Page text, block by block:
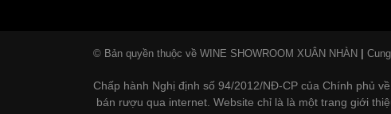
© Bản quyền thuộc về WINE SHOWROOM XUÂN NHÀN
Chấp hành Nghị định số 94/2012/NĐ-CP của Chính phủ
bán rượu qua internet. Website chỉ là là một trang giới